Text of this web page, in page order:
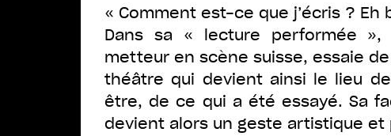
« Comment est-ce que j’écris ? Eh
Dans sa « lecture performée »,
metteur en scène suisse, essaie
théâtre qui devient ainsi le lieu
être, de ce qui a été essayé. Sa
devient alors un geste artistique et